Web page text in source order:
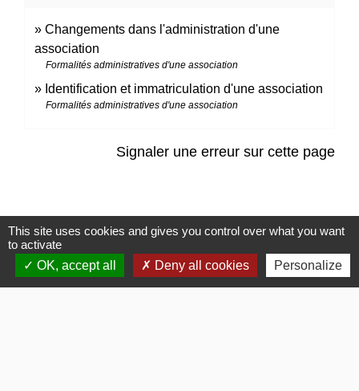
Changements dans l'administration d'une
association
Formalités administratives d'une association
Identification et immatriculation d'une association
Formalités administratives d'une association
Signaler une erreur sur cette page
Contacts
Commune de Gommerville
This site uses cookies and gives you control over what you want
to activate
OK, accept all
Deny all cookies Personalize